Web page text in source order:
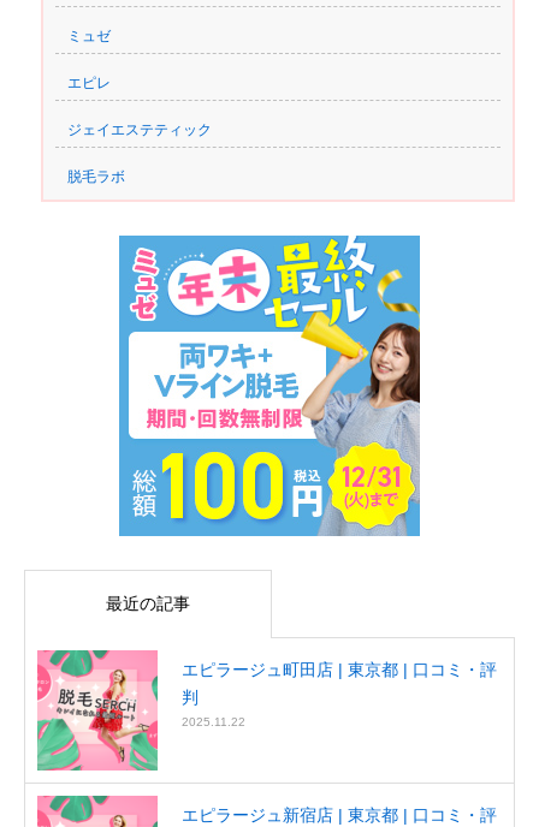
ミュゼ
エピレ
ジェイエステティック
脱毛ラボ
最近の記事
エピラージュ町田店 | 東京都 | 口コミ・評
判
2025.11.22
エピラージュ新宿店 | 東京都 | 口コミ・評